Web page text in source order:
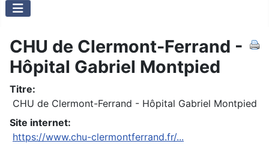
CHU de Clermont-Ferrand -
Hôpital Gabriel Montpied
Titre:
CHU de Clermont-Ferrand - Hôpital Gabriel Montpied
Site internet:
https://www.chu-clermontferrand.fr/...